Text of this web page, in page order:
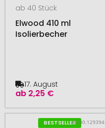
ab 40 Stück
Elwood 410 ml
Isolierbecher
ab 2,25 €
17. August
BESTSELLER# 500.129394